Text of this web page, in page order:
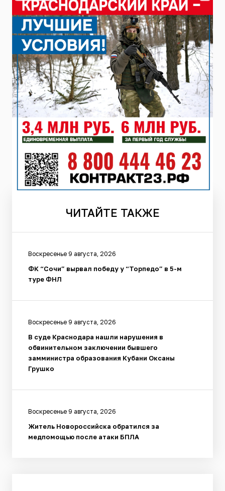
ЧИТАЙТЕ ТАКЖЕ
Воскресенье 9 августа, 2026
ФК “Сочи” вырвал победу у “Торпедо” в 5-м
туре ФНЛ
Воскресенье 9 августа, 2026
В суде Краснодара нашли нарушения в
обвинительном заключении бывшего
замминистра образования Кубани Оксаны
Грушко
Воскресенье 9 августа, 2026
Житель Новороссийска обратился за
медпомощью после атаки БПЛА